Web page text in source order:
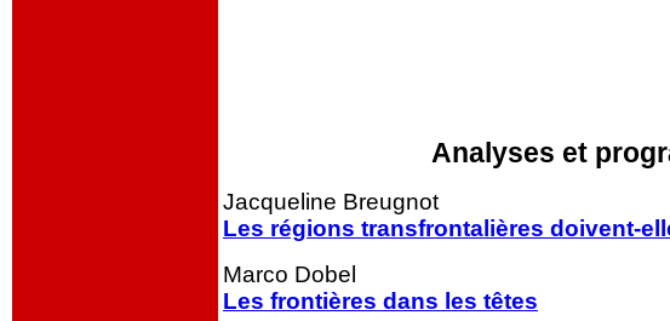
Analyses et
Jacqueline Breugnot
Les régions transfrontalières doivent-
Marco Dobel
Les frontières dans les têtes